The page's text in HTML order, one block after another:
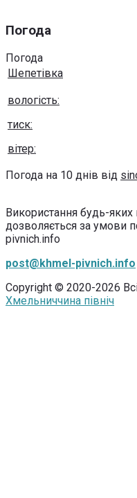
Погода
Погода
Шепетівка
вологість:
тиск:
вітер:
Погода на 10 днів від
Використання будь-яких
дозволяється за умови
pivnich.info
post@khmel-pivnich.info
Copyright © 2020-2026
Хмельниччина північ